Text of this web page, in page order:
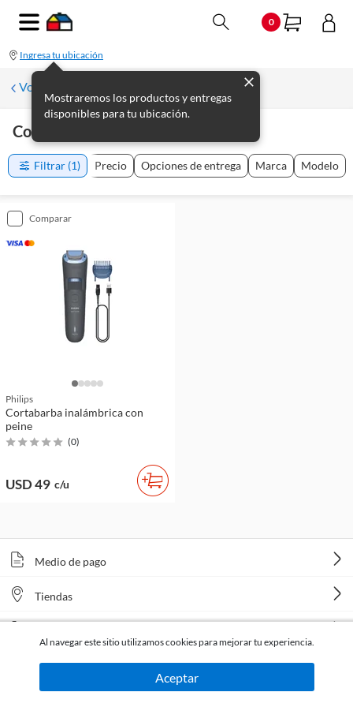
0
Ingresa tu ubicación
Mostraremos los productos y entregas
disponibles para tu ubicación.
Volver a Electrodomésticos del Hogar
Cortabarbas
Filtrar (1) Precio Opciones de entrega Marca Modelo
comparar
Philips
Cortabarba inalámbrica con
peine
(0)
USD 49 c/u
Medio de pago
Tiendas
Al navegar este sitio utilizamos cookies para mejorar tu experiencia.
Aceptar